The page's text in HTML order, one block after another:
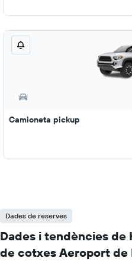
Camioneta pickup
Dades de reserves
Dades i tendències de
de cotxes Aeroport